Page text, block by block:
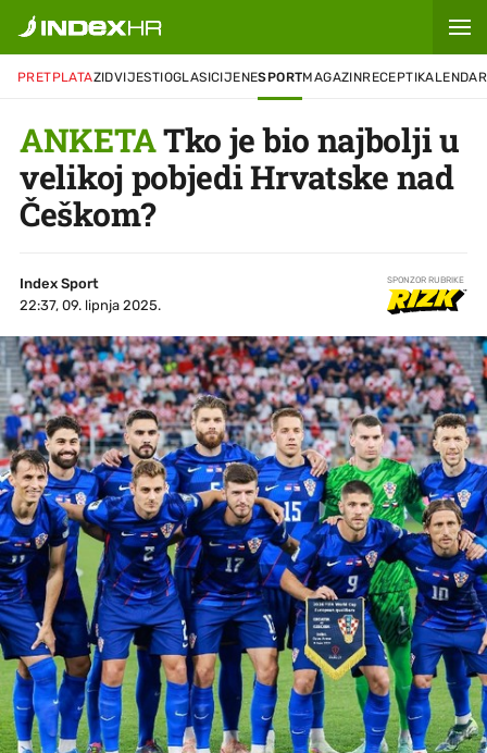
PRETPLATAZIDVIJESTIOGLASICIJENESPORTMAGAZINRECEPTIKALENDAR
ANKETATko je bio najbolji u
velikoj pobjedi Hrvatske nad
Češkom?
Index Sport
22:37, 09. lipnja 2025.
SPONZOR RUBRIKE